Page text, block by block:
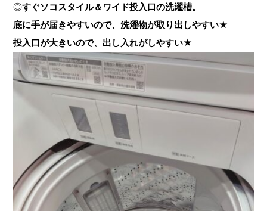
◎すぐソコスタイル＆ワイド投入口の洗濯槽。
底に手が届きやすいので、洗濯物が取り出しやすい★
投入口が大きいので、出し入れがしやすい★